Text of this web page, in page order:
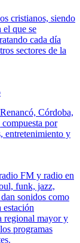
cristianos, siendo
que se
cada día
sectores de la
Córdoba,
por
entretenimiento y
FM y radio en
funk, jazz,
sonidos como
estación
regional mayor y
programas